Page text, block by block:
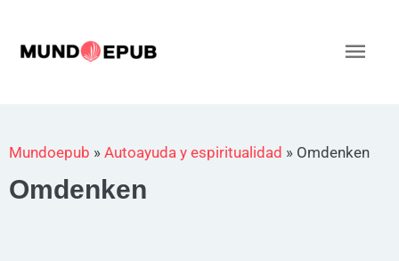
contenido
Mundoepub » Autoayuda y espiritualidad » Omdenken
Omdenken